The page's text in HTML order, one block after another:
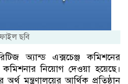
ছবি
অ্যান্ড এক্সচেঞ্জ কমিশনের
নিয়োগ দেওয়া হয়েছে।
মন্ত্রণালয়ের আর্থিক প্রতিষ্ঠান